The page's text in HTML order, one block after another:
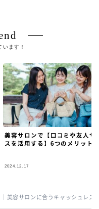
います！
美容サロンで【口コミや友人サ
スを活用する】6つのメリット
2024.12.17
美容サロンに合うキャッシュレス